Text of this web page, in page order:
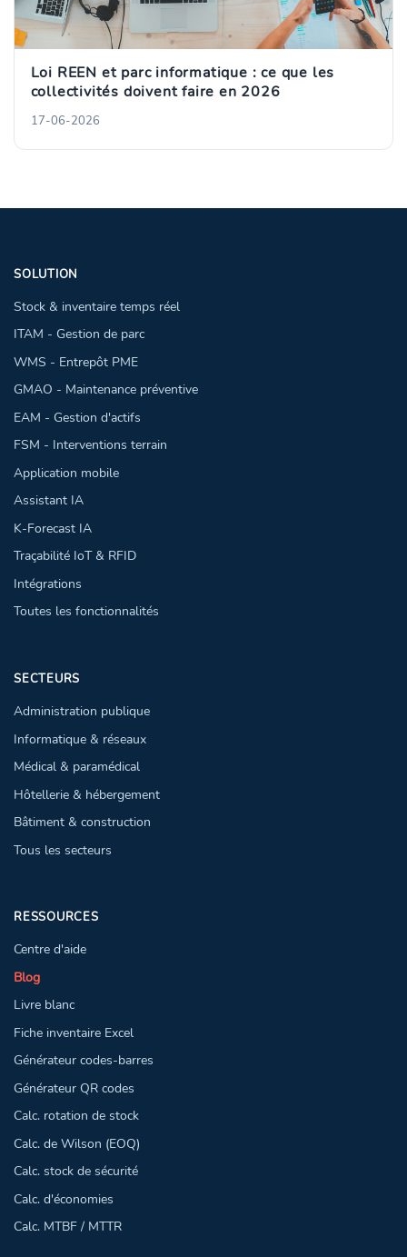
Loi REEN et parc informatique : ce que les
collectivités doivent faire en 2026
17-06-2026
SOLUTION
Stock & inventaire temps réel
ITAM - Gestion de parc
WMS - Entrepôt PME
GMAO - Maintenance préventive
EAM - Gestion d'actifs
FSM - Interventions terrain
Application mobile
Assistant IA
K-Forecast IA
Traçabilité IoT & RFID
Intégrations
Toutes les fonctionnalités
SECTEURS
Administration publique
Informatique & réseaux
Médical & paramédical
Hôtellerie & hébergement
Bâtiment & construction
Tous les secteurs
RESSOURCES
Centre d'aide
Blog
Livre blanc
Fiche inventaire Excel
Générateur codes-barres
Générateur QR codes
Calc. rotation de stock
Calc. de Wilson (EOQ)
Calc. stock de sécurité
Calc. d'économies
Calc. MTBF / MTTR